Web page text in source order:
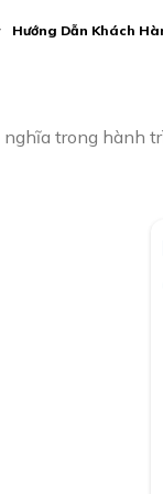
Hướng Dẫn Khách
trong hành